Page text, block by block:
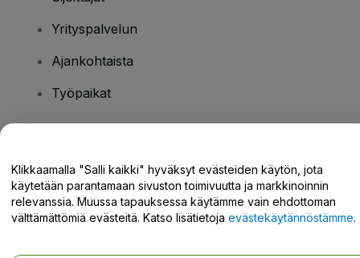
Yrityspalvelun
Ajankohtaista
Työpaikat
Tukikeskus / Ota meihin yhteyttä
Klikkaamalla "Salli kaikki" hyväksyt evästeiden käytön, jota
käytetään parantamaan sivuston toimivuutta ja markkinoinnin
relevanssia. Muussa tapauksessa käytämme vain ehdottoman
välttämättömiä evästeitä. Katso lisätietoja evästekäytännöstämme.